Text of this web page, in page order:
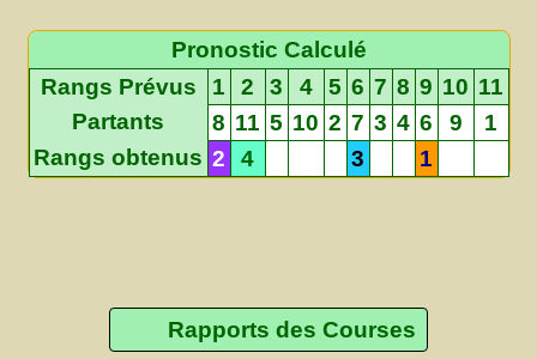
Pronostic Calculé
Rangs Prévus
1 2 3 4 5 6 7 8 9 10 11
Partants
8 11 5 10 2 7 3 4 6 9
1
Rangs obtenus 2 4 3 1
Rapports des Courses